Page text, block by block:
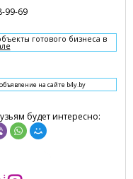
99-69
готового бизнеса в
на сайте b4y.by
будет интересно: